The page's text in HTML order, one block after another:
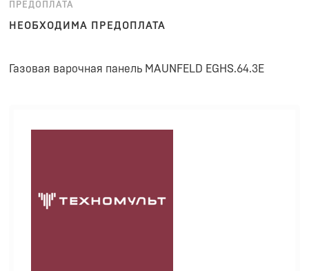
ПРЕДОПЛАТА
НЕОБХОДИМА ПРЕДОПЛАТА
Газовая варочная панель MAUNFELD EGHS.64.3E